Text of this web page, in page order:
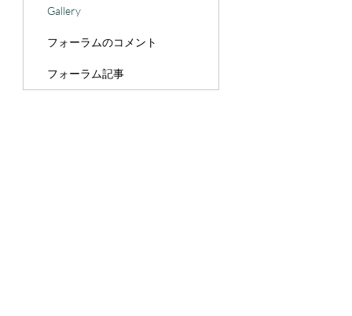
Gallery
フォーラムのコメント
フォーラム記事